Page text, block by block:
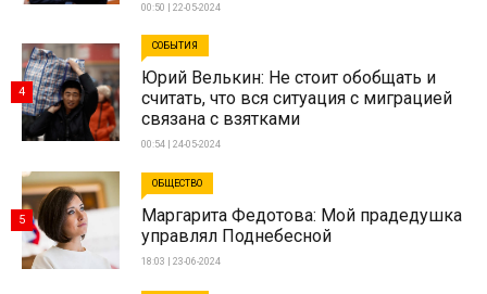
00:50 | 22-05-2024
СОБЫТИЯ
Юрий Велькин: Не стоит обобщать и
считать, что вся ситуация с миграцией
связана с взятками
00:54 | 24-05-2024
4
ОБЩЕСТВО
Маргарита Федотова: Мой прадедушка
управлял Поднебесной
18:03 | 23-06-2024
5